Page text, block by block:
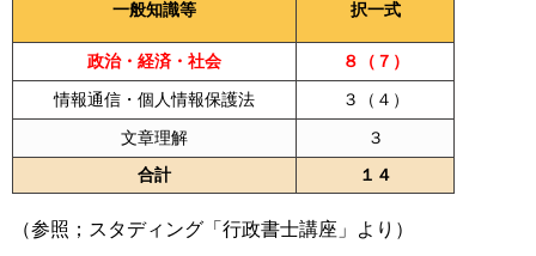
一般知識等 択一式
政治・経済・社会 ８（７）
情報通信・個人情報保護法 ３（４）
文章理解 ３
合計 １４
（参照；スタディング「行政書士講座」より）